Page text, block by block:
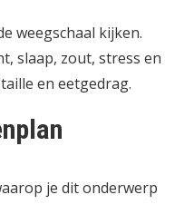
weegschaal kijken.
slaap, zout, stress en
en eetgedrag.
je dit onderwerp